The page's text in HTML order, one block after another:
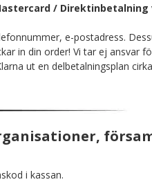
/ Direktinbetalning
e-postadress.
in din order! Vi tar ej ansvar
ut en delbetalningsplan
i kassan.